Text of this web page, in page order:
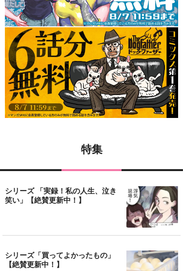
特集
シリーズ 「実録！私の人生、泣き
笑い」【絶賛更新中！】
シリーズ「買ってよかったもの」
【絶賛更新中！】